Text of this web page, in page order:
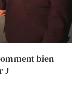
bien
J